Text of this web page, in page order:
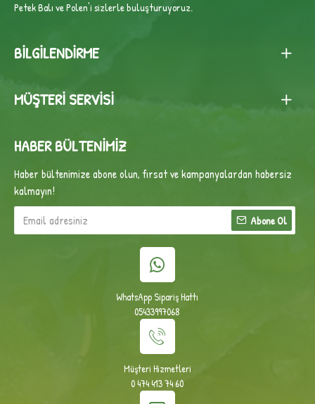
Petek Balı ve Polen'i sizlerle buluşturuyoruz.
BILGILENDIRME
MÜŞTERI SERVISI
HABER BÜLTENIMIZ
Haber bültenimize abone olun, fırsat ve kampanyalardan habersiz
kalmayın!
Abone Ol
WhatsApp Sipariş Hattı
05433997068
Müşteri Hizmetleri
0 474 413 74 60